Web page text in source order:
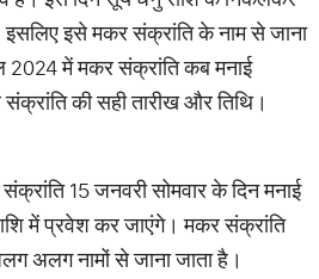
इसे मकर संक्रांति के नाम से जाना
में मकर संक्रांति कब मनाई
की सही तारीख और तिथि।
15 जनवरी सोमवार के दिन मनाई
में प्रवेश कर जाएंगे। मकर संक्रांति
अलग नामों से जाना जाता है।